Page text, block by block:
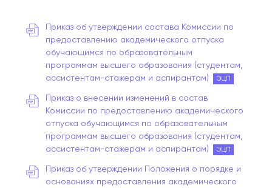
Приказ об утверждении состава Комиссии по
предоставлению академического отпуска
обучающимся по образовательным
программам высшего образования (студентам,
ассистентам-стажерам и аспирантам)
ЭЦП
Приказ о внесении изменений в состав
Комиссии по предоставлению академического
отпуска обучающимся по образовательным
программам высшего образования (студентам,
ассистентам-стажерам и аспирантам)
ЭЦП
Приказ об утверждении Положения о порядке и
основаниях предоставления академического